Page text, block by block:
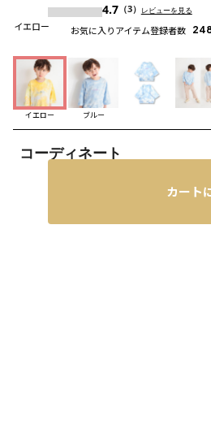
イエロー
イエロー ブルー
コーディネート
4.7（3） レビューを見る
お気に入りアイテム登録者数
カート